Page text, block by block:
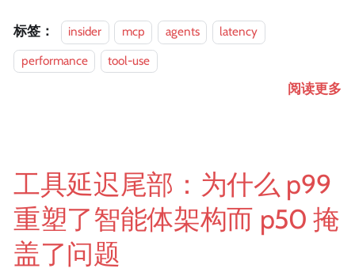
标签： insider mcp agents
latency
performance
tool-use
阅读更多
工具延迟尾部：为什么 p99
重塑了智能体架构而 p50 掩
盖了问题